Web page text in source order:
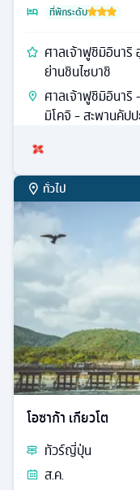
ที่พักระดับ
ศาลเจ้าฟูชิมิอินาริ
ย่านชินไซบาชิ
ศาลเจ้าฟูชิมิอินาริ
มิโคจิ - สะพานคัป
ทั่วไป
โอซาก้า เกียวโต
ทัวร์ญี่ปุ่น
ส.ค.